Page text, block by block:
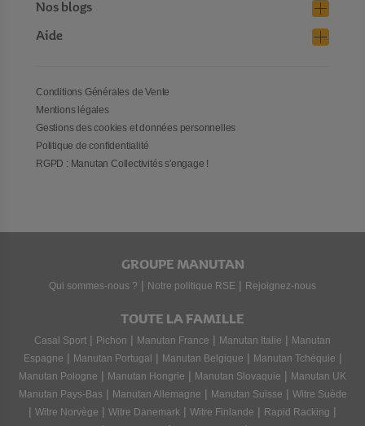
Nos blogs
Aide
Conditions Générales de Vente
Mentions légales
Gestions des cookies et données personnelles
Politique de confidentialité
RGPD : Manutan Collectivités s'engage !
GROUPE MANUTAN
Qui sommes-nous ? | Notre politique RSE | Rejoignez-nous
TOUTE LA FAMILLE
Casal Sport | Pichon | Manutan France | Manutan Italie | Manutan
Espagne | Manutan Portugal | Manutan Belgique | Manutan Tchéquie |
Manutan Pologne | Manutan Hongrie | Manutan Slovaquie | Manutan UK
Manutan Pays-Bas | Manutan Allemagne | Manutan Suisse | Witre Suède
| Witre Norvège | Witre Danemark | Witre Finlande | Rapid Racking |